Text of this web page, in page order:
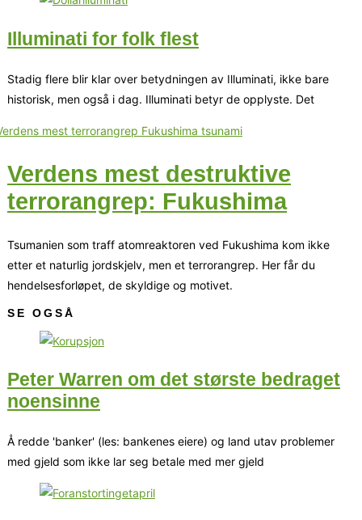
Illuminati for folk flest
Stadig flere blir klar over betydningen av Illuminati, ikke bare
historisk, men også i dag. Illuminati betyr de opplyste. Det
Verdens mest destruktive
terrorangrep: Fukushima
Tsumanien som traff atomreaktoren ved Fukushima kom ikke
etter et naturlig jordskjelv, men et terrorangrep. Her får du
hendelsesforløpet, de skyldige og motivet.
SE OGSÅ
Peter Warren om det største bedraget
noensinne
Å redde 'banker' (les: bankenes eiere) og land utav problemer
med gjeld som ikke lar seg betale med mer gjeld